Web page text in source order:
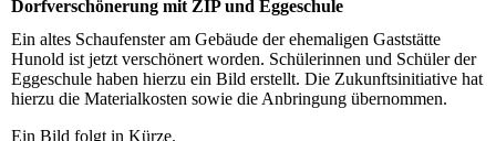
Dorfverschönerung mit ZIP und Eggeschule
Ein altes Schaufenster am Gebäude der ehemaligen Gaststätte
Hunold ist jetzt verschönert worden. Schülerinnen und Schüler der
Eggeschule haben hierzu ein Bild erstellt. Die Zukunftsinitiative hat
hierzu die Materialkosten sowie die Anbringung übernommen.
Ein Bild folgt in Kürze.